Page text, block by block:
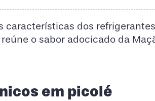
características dos
o sabor adocicado da
em picolé